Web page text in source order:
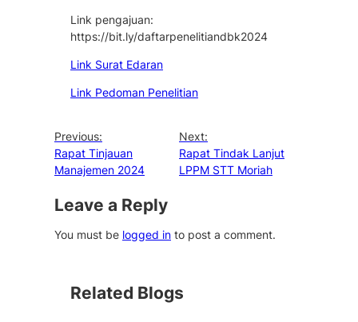
Link pengajuan:
https://bit.ly/daftarpenelitiandbk2024
Link Surat Edaran
Link Pedoman Penelitian
Previous:
Rapat Tinjauan
Manajemen 2024
Next:
Rapat Tindak Lanjut
LPPM STT Moriah
Leave a Reply
You must be logged in to post a comment.
Related Blogs